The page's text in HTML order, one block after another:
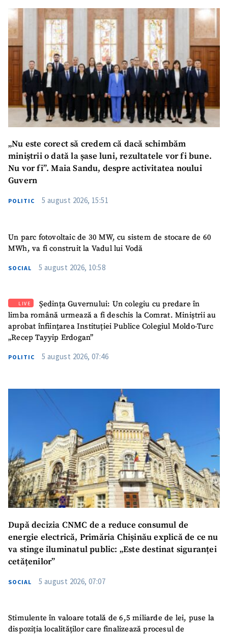
„Nu este corect să credem că dacă schimbăm
miniștrii o dată la șase luni, rezultatele vor fi bune.
Nu vor fi”. Maia Sandu, despre activitatea noului
Guvern
POLITIC 5 august 2026, 15:51
Un parc fotovoltaic de 30 MW, cu sistem de stocare de 60
MWh, va fi construit la Vadul lui Vodă
SOCIAL 5 august 2026, 10:58
LIVE
Ședința Guvernului: Un colegiu cu predare în
limba română urmează a fi deschis la Comrat. Miniștrii au
aprobat înființarea Instituției Publice Colegiul Moldo-Turc
„Recep Tayyip Erdogan”
POLITIC 5 august 2026, 07:46
După decizia CNMC de a reduce consumul de
energie electrică, Primăria Chișinău explică de ce nu
va stinge iluminatul public: „Este destinat siguranței
cetățenilor”
SOCIAL 5 august 2026, 07:07
Stimulente în valoare totală de 6,5 miliarde de lei, puse la
dispoziția localităților care finalizează procesul de